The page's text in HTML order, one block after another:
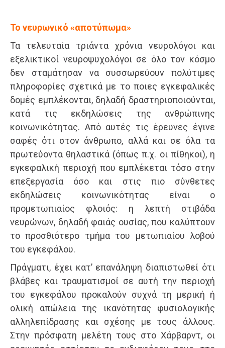
Το νευρωνικό «αποτύπωμα»
Τα τελευταία τριάντα χρόνια νευρολόγοι και
εξελικτικοί νευροψυχολόγοι σε όλο τον κόσμο
δεν σταμάτησαν να συσσωρεύουν πολύτιμες
πληροφορίες σχετικά με το ποιες εγκεφαλικές
δομές εμπλέκονται, δηλαδή δραστηριοποιούνται,
κατά τις εκδηλώσεις της ανθρώπινης
κοινωνικότητας. Από αυτές τις έρευνες έγινε
σαφές ότι στον άνθρωπο, αλλά και σε όλα τα
πρωτεύοντα θηλαστικά (όπως π.χ. οι πίθηκοι), η
εγκεφαλική περιοχή που εμπλέκεται τόσο στην
επεξεργασία όσο και στις πιο σύνθετες
εκδηλώσεις κοινωνικότητας είναι ο
προμετωπιαίος φλοιός: η λεπτή στιβάδα
νευρώνων, δηλαδή φαιάς ουσίας, που καλύπτουν
το προσθιότερο τμήμα του μετωπιαίου λοβού
του εγκεφάλου.
Πράγματι, έχει κατ’ επανάληψη διαπιστωθεί ότι
βλάβες και τραυματισμοί σε αυτή την περιοχή
του εγκεφάλου προκαλούν συχνά τη μερική ή
ολική απώλεια της ικανότητας φυσιολογικής
αλληλεπίδρασης και σχέσης με τους άλλους.
Στην πρόσφατη μελέτη τους στο Χάρβαρντ, οι